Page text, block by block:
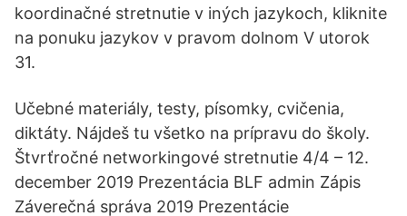
koordinačné stretnutie v iných jazykoch, kliknite
na ponuku jazykov v pravom dolnom V utorok
31.
Učebné materiály, testy, písomky, cvičenia,
diktáty. Nájdeš tu všetko na prípravu do školy.
Štvrťročné networkingové stretnutie 4/4 – 12.
december 2019 Prezentácia BLF admin Zápis
Záverečná správa 2019 Prezentácie